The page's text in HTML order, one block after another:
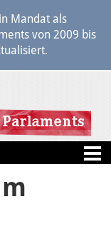
Mandat als
von 2009 bis